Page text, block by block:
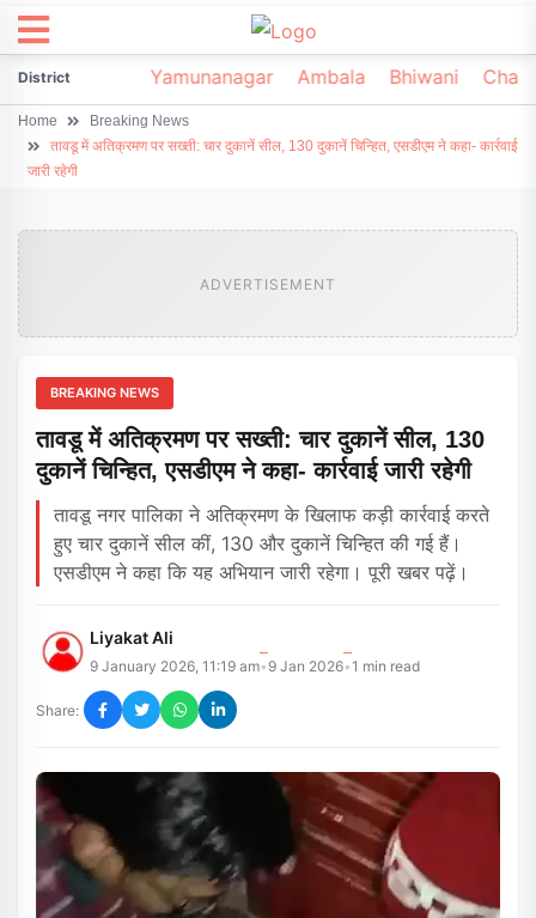
DistrictSonipat Yamunanagar Ambala Bhiwani
Home
Breaking News
तावडू में अतिक्रमण पर सख्ती: चार दुकानें सील, 130 दुकानें चिन्हित, एसडीएम ने कहा- कार्रवाई
जारी रहेगी
ADVERTISEMENT
BREAKING NEWS
तावडू में अतिक्रमण पर सख्ती: चार दुकानें सील, 130
दुकानें चिन्हित, एसडीएम ने कहा- कार्रवाई जारी रहेगी
तावडू नगर पालिका ने अतिक्रमण के खिलाफ कड़ी कार्रवाई करते
हुए चार दुकानें सील कीं, 130 और दुकानें चिन्हित की गई हैं।
एसडीएम ने कहा कि यह अभियान जारी रहेगा। पूरी खबर पढ़ें।
Liyakat Ali
9 January 2026, 11:19 am• 9 Jan 2026•1 min read
Share: